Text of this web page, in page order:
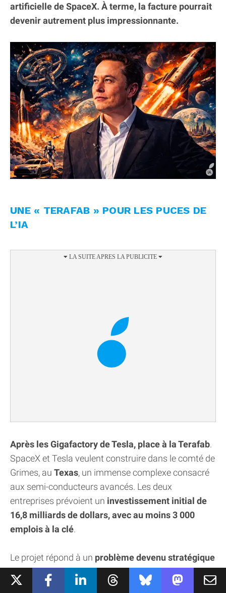
artificielle de SpaceX. À terme, la facture pourrait
devenir autrement plus impressionnante.
UNE « TERAFAB » POUR LES PUCES DE
L’IA
Après les Gigafactory de Tesla, place à la Terafab.
SpaceX et Tesla veulent construire dans le comté de
Grimes, au Texas, un immense complexe consacré
aux semi-conducteurs avancés. Les deux
entreprises prévoient un investissement initial de
16,8 milliards de dollars, avec au moins 3 000
emplois à la clé.
Le projet répond à un problème devenu stratégique
pour Elon Musk : disposer de suffisamment de
puces pour accompagner l’explosion des besoins en